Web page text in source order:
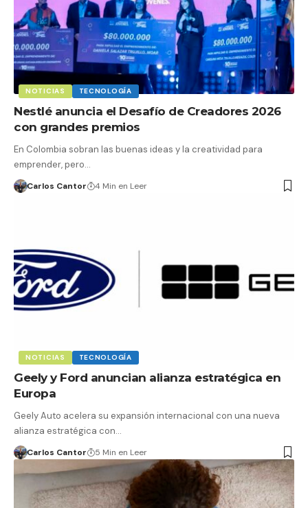
NOTICIAS TECNOLOGÍA
Nestlé anuncia el Desafío de Creadores 2026
con grandes premios
En Colombia sobran las buenas ideas y la creatividad para
emprender, pero…
Carlos Cantor 4 Min en Leer
NOTICIAS TECNOLOGÍA
Geely y Ford anuncian alianza estratégica en
Europa
Geely Auto acelera su expansión internacional con una nueva
alianza estratégica con…
Carlos Cantor 5 Min en Leer